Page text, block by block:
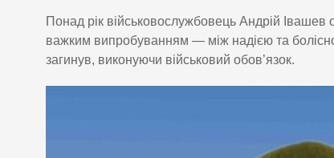
Понад рік військовослужбовець Андрій
важким випробуванням — між надією та
загинув, виконуючи військовий обов’язок.